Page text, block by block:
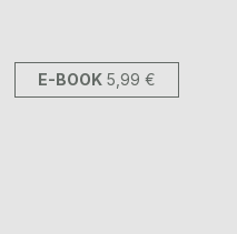
E-BOOK 5,99 €